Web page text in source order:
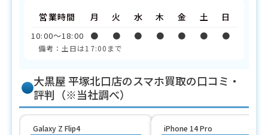
営業時間
10:00〜18:00
月
●
火
●
水
●
木
●
金
●
土
●
日
●
備考：土日は17:00まで
大黒屋 平塚北口店のスマホ買取の口コミ・
評判（※当社調べ）
Galaxy Z Flip4 iPhone 14 Pro